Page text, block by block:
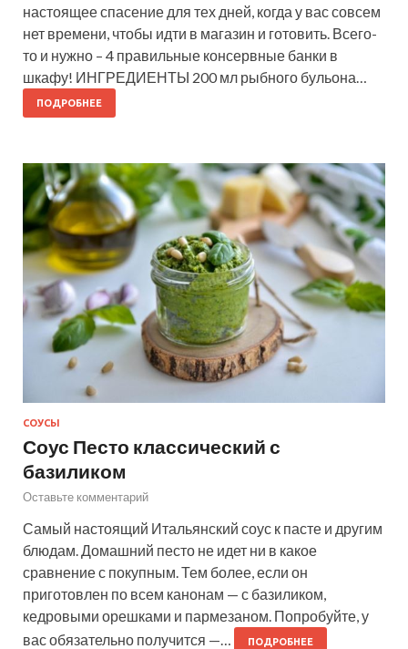
настоящее спасение для тех дней, когда у вас совсем
нет времени, чтобы идти в магазин и готовить. Всего-
то и нужно – 4 правильные консервные банки в
шкафу! ИНГРЕДИЕНТЫ 200 мл рыбного бульона…
ПОДРОБНЕЕ
СОУСЫ
Соус Песто классический с
базиликом
Оставьте комментарий
Самый настоящий Итальянский соус к пасте и другим
блюдам. Домашний песто не идет ни в какое
сравнение с покупным. Тем более, если он
приготовлен по всем канонам — с базиликом,
кедровыми орешками и пармезаном. Попробуйте, у
вас обязательно получится —…
ПОДРОБНЕЕ